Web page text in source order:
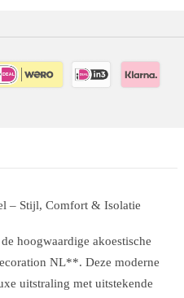
– Stijl, Comfort & Isolatie
hoogwaardige akoestische
NL**. Deze moderne
uitstraling met uitstekende